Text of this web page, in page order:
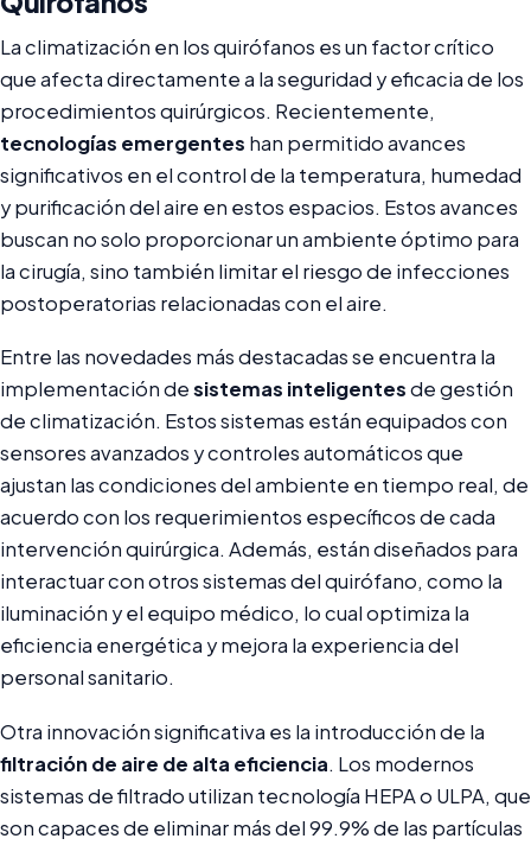
La climatización en los quirófanos es un factor crítico
que afecta directamente a la seguridad y eficacia de los
procedimientos quirúrgicos. Recientemente,
tecnologías emergentes han permitido avances
significativos en el control de la temperatura, humedad
y purificación del aire en estos espacios. Estos avances
buscan no solo proporcionar un ambiente óptimo para
la cirugía, sino también limitar el riesgo de infecciones
postoperatorias relacionadas con el aire.
Entre las novedades más destacadas se encuentra la
implementación desistemas inteligentesde gestión
de climatización. Estos sistemas están equipados con
sensores avanzados y controles automáticos que
ajustan las condiciones del ambiente en tiempo real, de
acuerdo con los requerimientos específicos de cada
intervención quirúrgica. Además, están diseñados para
interactuar con otros sistemas del quirófano, como la
iluminación y el equipo médico, lo cual optimiza la
eficiencia energética y mejora la experiencia del
personal sanitario.
Otra innovación significativa es la introducción de la
filtración de aire de alta eficiencia. Los modernos
sistemas de filtrado utilizan tecnología HEPA o ULPA, que
son capaces de eliminar más del 99.9% de las partículas